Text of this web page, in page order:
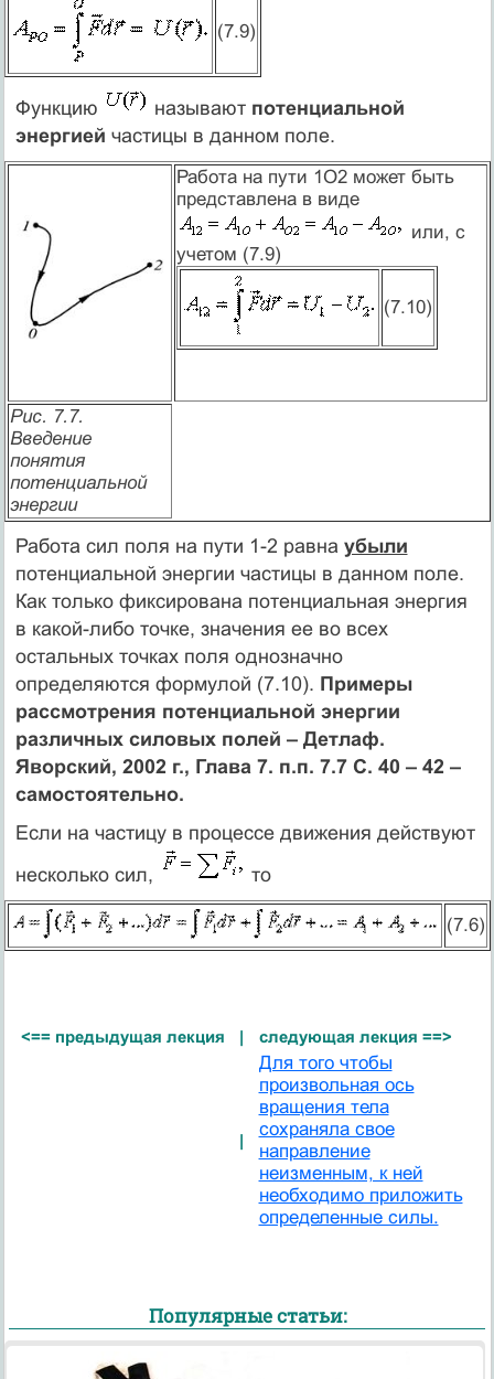
(7.9)
Функцию называют потенциальной
энергией частицы в данном поле.
Работа на пути 1O2 может быть
представлена в виде
или, с
учетом (7.9)
(7.10)
Рис. 7.7.
Введение
понятия
потенциальной
энергии
Работа сил поля на пути 1-2 равна убыли
потенциальной энергии частицы в данном поле.
Как только фиксирована потенциальная энергия
в какой-либо точке, значения ее во всех
остальных точках поля однозначно
определяются формулой (7.10). Примеры
рассмотрения потенциальной энергии
различных силовых полей – Детлаф.
Яворский, 2002 г., Глава 7. п.п. 7.7 С. 40 – 42 –
самостоятельно.
Если на частицу в процессе движения действуют
несколько сил,
то
(7.6)
<== предыдущая лекция | следующая лекция ==>
|
Для того чтобы
произвольная ось
вращения тела
сохраняла свое
направление
неизменным, к ней
необходимо приложить
определенные силы.
Популярные статьи: